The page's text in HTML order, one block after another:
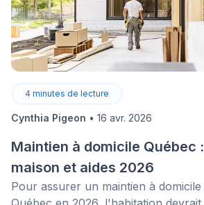
4 minutes de lecture
Cynthia Pigeon • 16 avr. 2026
Maintien à domicile Québec
maison et aides 2026
Pour assurer un maintien à